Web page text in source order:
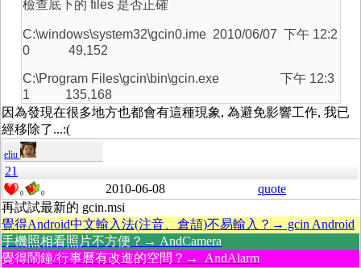
檢查底下的 files 是否正確
C:\windows\system32\gcin0.ime 2010/06/07 下午 12:2
0 49,152
C:\Program Files\gcin\bin\gcin.exe 下午 12:3
1 135,168
因為發現在很多地方也都會有這種現象, 為避免影響工作, 我已
經移除了...:(
eliu
21
0 0 2010-06-08
quote
再試試最新的 gcin.msi
覺得Android中文輸入法(注音、倉頡)不易輸入？→ gcin Android
手機照相看照片不方便？→ AndCamera
覺得鬧鐘/行事曆有改進的空間？→ AndAlarm